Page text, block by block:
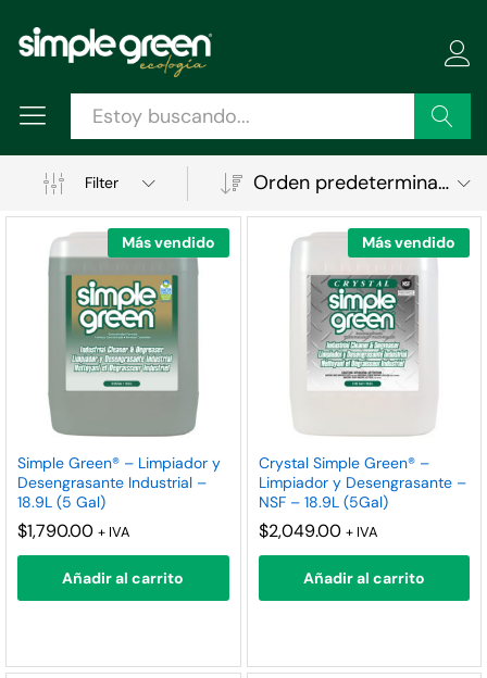
Buscar
Filter Orden predeterminado
Más vendido
Simple Green® – Limpiador y
Desengrasante Industrial –
18.9L (5 Gal)
$1,790.00 + IVA
Añadir al carrito
Más vendido
Crystal Simple Green® –
Limpiador y Desengrasante –
NSF – 18.9L (5Gal)
$2,049.00 + IVA
Añadir al carrito